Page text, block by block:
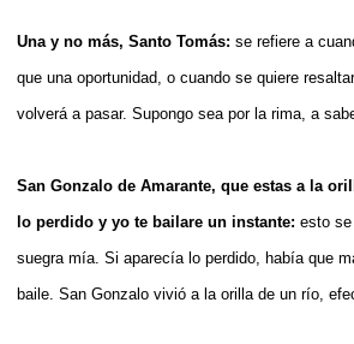
Una y no más, Santo Tomás: se refiere a
que una oportunidad, o cuando se quiere
volverá a pasar. Supongo sea por la rima, a
San Gonzalo de Amarante, que estas a la
lo perdido y yo te bailare un instante: esto
suegra mía. Si aparecía lo perdido, había que
baile. San Gonzalo vivió a la orilla de un río,